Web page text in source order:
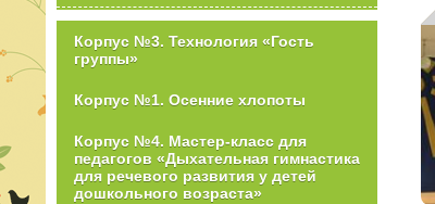
Корпус №3. Технология «Гость
группы»
Корпус №1. Осенние хлопоты
Корпус №4. Мастер-класс для
педагогов «Дыхательная гимнастика
для речевого развития у детей
дошкольного возраста»